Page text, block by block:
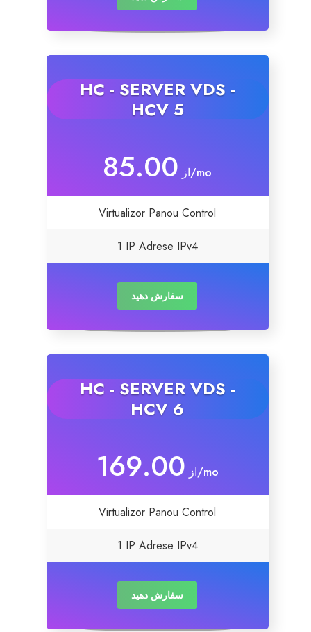
HC - SERVER VDS -
HCV 5
از 85.00 /mo
Virtualizor Panou Control
1 IP Adrese IPv4
سفارش دهید
HC - SERVER VDS -
HCV 6
از 169.00 /mo
Virtualizor Panou Control
1 IP Adrese IPv4
سفارش دهید